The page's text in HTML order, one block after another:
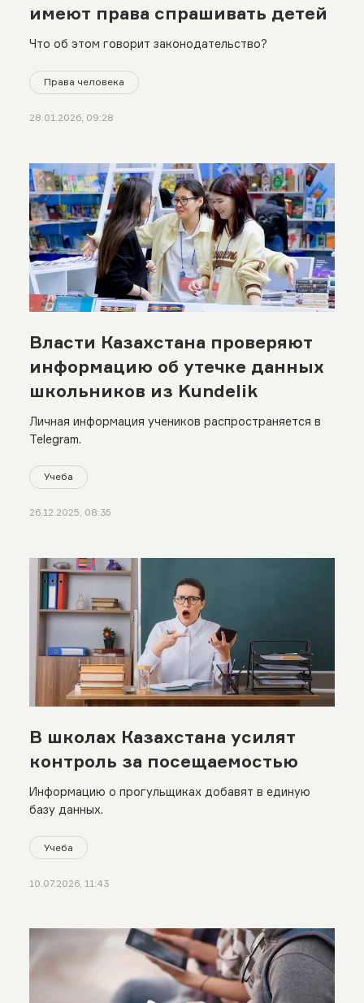
имеют права спрашивать детей
Что об этом говорит законодательство?
Права человека
28.01.2026, 09:28
Власти Казахстана проверяют
информацию об утечке данных
школьников из Kundelik
Личная информация учеников распространяется в
Telegram.
Учеба
26.12.2025, 08:35
В школах Казахстана усилят
контроль за посещаемостью
Информацию о прогульщиках добавят в единую
базу данных.
Учеба
10.07.2026, 11:43